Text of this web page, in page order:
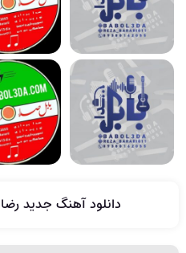
دانلود آهنگ جدید